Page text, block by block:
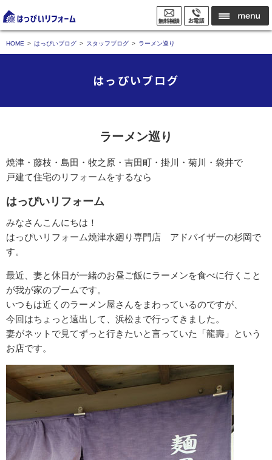
HOME はっぴいブログ スタッフブログ ラーメン巡り
はっぴいブログ
ラーメン巡り
焼津・藤枝・島田・牧之原・吉田町・掛川・菊川・袋井で
戸建て住宅のリフォームをするなら
はっぴいリフォーム
みなさんこんにちは！
はっぴいリフォーム焼津水廻り専門店 アドバイザーの杉岡で
す。
最近、妻と休日が一緒のお昼ご飯にラーメンを食べに行くこと
が我が家のブームです。
いつもは近くのラーメン屋さんをまわっているのですが、
今回はちょっと遠出して、浜松まで行ってきました。
妻がネットで見てずっと行きたいと言っていた「龍壽」という
お店です。